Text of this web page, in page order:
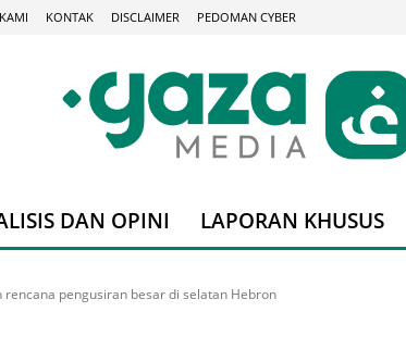
KONTAK DISCLAIMER PEDOMAN CYBER
DAN OPINI LAPORAN KHUSUS
pengusiran besar di selatan Hebron